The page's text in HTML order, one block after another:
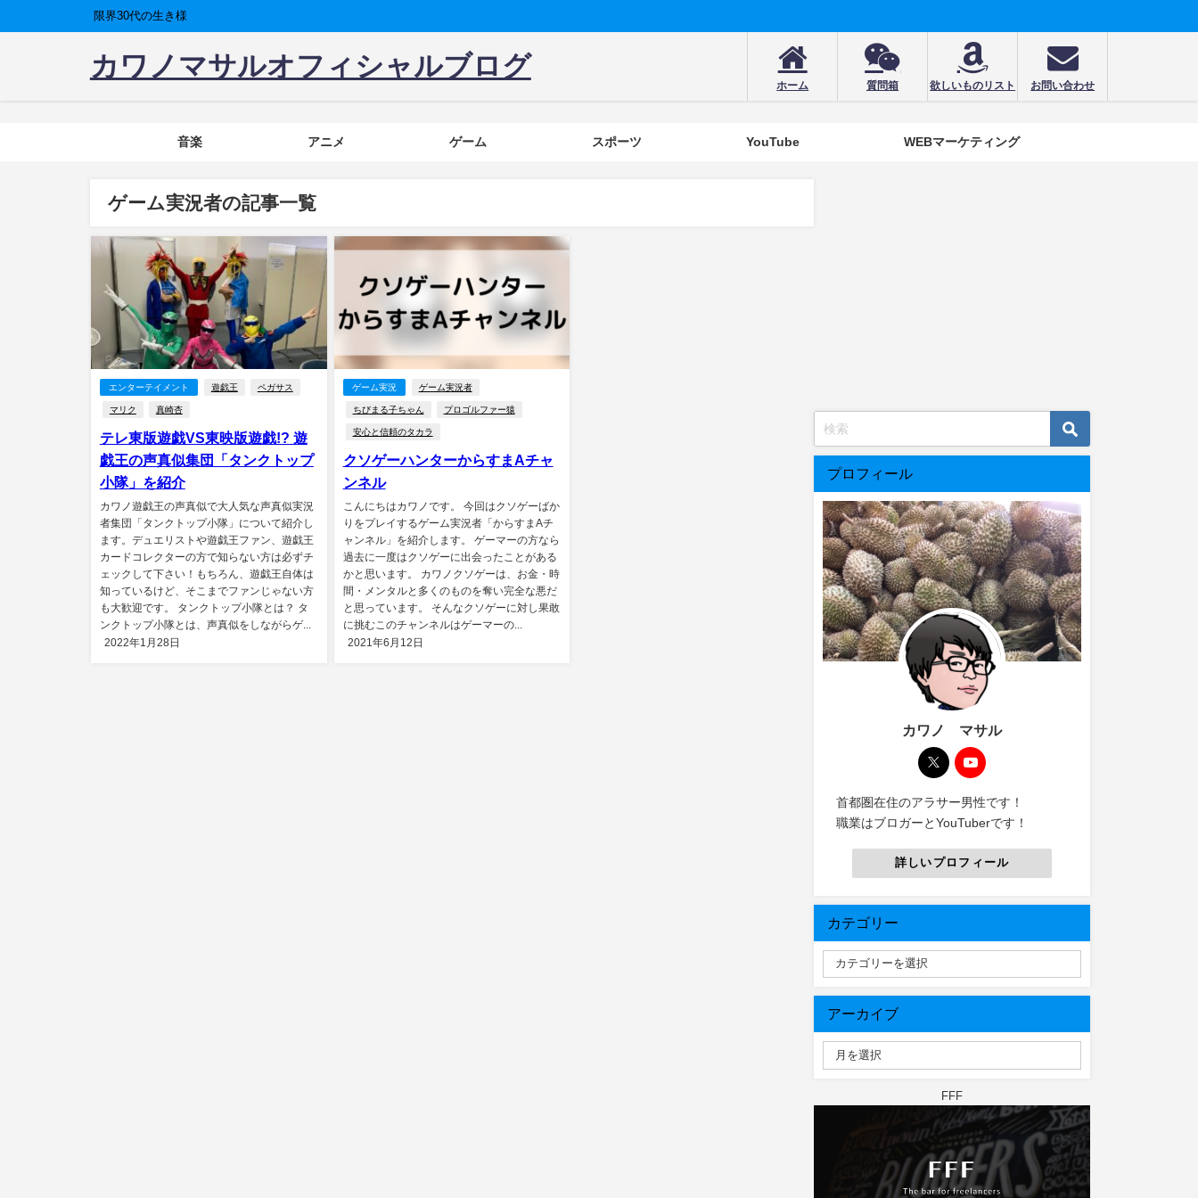
限界30代の生き様
カワノマサルオフィシャルブログ
ホーム 質問箱 欲しいものリスト お問い合わせ
音楽 アニメ ゲーム スポーツ YouTube WEBマーケティング
ゲーム実況者の記事一覧
エンターテイメント 遊戯王 ペガサス
マリク 真崎杏
テレ東版遊戯VS東映版遊戯!? 遊
戯王の声真似集団「タンクトップ
小隊」を紹介
カワノ遊戯王の声真似で大人気な声真似実況
者集団「タンクトップ小隊」について紹介し
ます。デュエリストや遊戯王ファン、遊戯王
カードコレクターの方で知らない方は必ずチ
ェックして下さい！もちろん、遊戯王自体は
知っているけど、そこまでファンじゃない方
も大歓迎です。 タンクトップ小隊とは？ タ
ンクトップ小隊とは、声真似をしながらゲ...
2022年1月28日
ゲーム実況 ゲーム実況者
ちびまる子ちゃん プロゴルファー猿
安心と信頼のタカラ
クソゲーハンターからすまAチャ
ンネル
こんにちはカワノです。 今回はクソゲーばか
りをプレイするゲーム実況者「からすまAチ
ャンネル」を紹介します。 ゲーマーの方なら
過去に一度はクソゲーに出会ったことがある
かと思います。 カワノクソゲーは、お金・時
間・メンタルと多くのものを奪い完全な悪だ
と思っています。 そんなクソゲーに対し果敢
に挑むこのチャンネルはゲーマーの...
2021年6月12日
プロフィール
カワノ マサル
首都圏在住のアラサー男性です！
職業はブロガーとYouTuberです！
詳しいプロフィール
カテゴリー
アーカイブ
FFF